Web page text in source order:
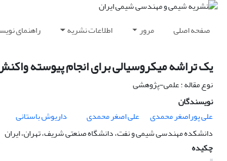
صفحه اصلی مرور اطلاعات نشریه راهنمای
یک تراشه میکروسیالی برای انجام پیوسته
نوع مقاله : علمی-پژوهشی
نویسندگان
علی پوراصغر محمدی
علی اصغر محمدی
داریوش باستانی
دانشکده مهندسی شیمی و نفت، دانشگاه صنعتی شریف، تهران، ایران
چکیده